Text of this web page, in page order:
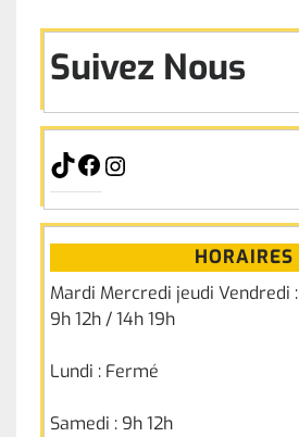
Suivez Nous
HORAIRES
Mardi Mercredi jeudi Vendredi :
9h 12h / 14h 19h
Lundi : Fermé
Samedi : 9h 12h